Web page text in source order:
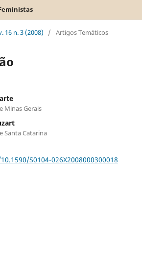
16 n. 3 (2008) / Artigos Temáticos
Minas Gerais
Santa Catarina
S0104-026X2008000300018